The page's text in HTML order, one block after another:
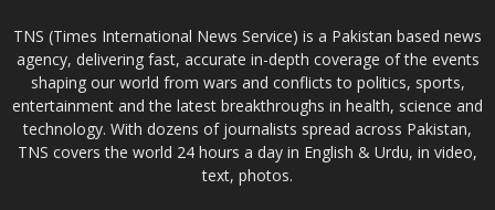
TNS (Times International News Service) is a Pakistan based news
agency, delivering fast, accurate in-depth coverage of the events
shaping our world from wars and conflicts to politics, sports,
entertainment and the latest breakthroughs in health, science and
technology. With dozens of journalists spread across Pakistan,
TNS covers the world 24 hours a day in English & Urdu, in video,
text, photos.